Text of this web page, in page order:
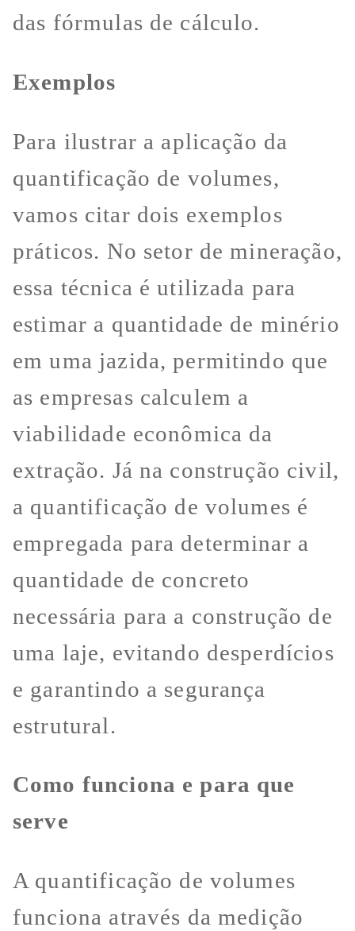
das fórmulas de cálculo.
Exemplos
Para ilustrar a aplicação da
quantificação de volumes,
vamos citar dois exemplos
práticos. No setor de mineração,
essa técnica é utilizada para
estimar a quantidade de minério
em uma jazida, permitindo que
as empresas calculem a
viabilidade econômica da
extração. Já na construção civil,
a quantificação de volumes é
empregada para determinar a
quantidade de concreto
necessária para a construção de
uma laje, evitando desperdícios
e garantindo a segurança
estrutural.
Como funciona e para que
serve
A quantificação de volumes
funciona através da medição